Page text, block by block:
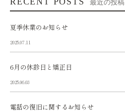
最近の投稿
夏季休業のお知らせ
2025.07.11
6月の休診日と矯正日
2025.06.03
電話の復旧に関するお知らせ